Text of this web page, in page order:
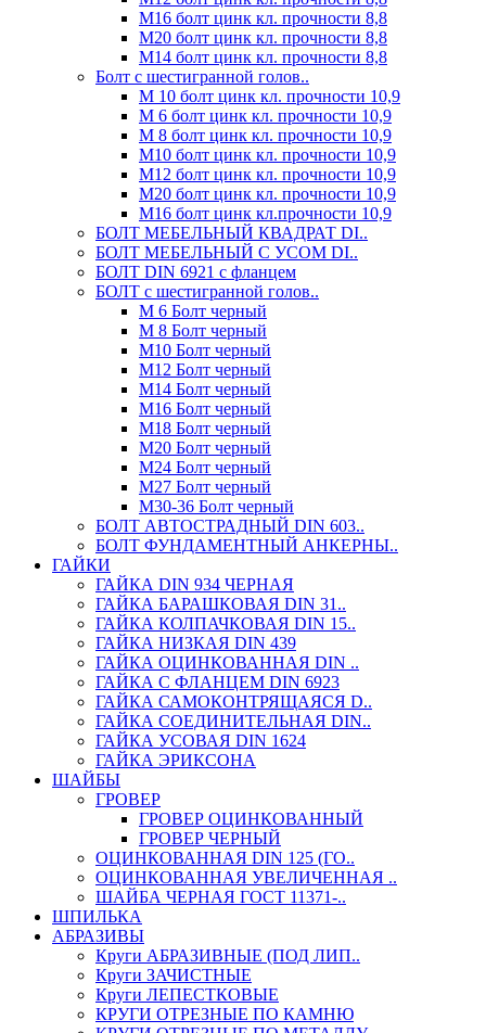
М16 болт цинк кл. прочности 8,8
М20 болт цинк кл. прочности 8,8
М14 болт цинк кл. прочности 8,8
Болт с шестигранной голов..
М 10 болт цинк кл. прочности 10,9
М 6 болт цинк кл. прочности 10,9
М 8 болт цинк кл. прочности 10,9
М10 болт цинк кл. прочности 10,9
М12 болт цинк кл. прочности 10,9
М20 болт цинк кл. прочности 10,9
М16 болт цинк кл.прочности 10,9
БОЛТ МЕБЕЛЬНЫЙ КВАДРАТ DI..
БОЛТ МЕБЕЛЬНЫЙ С УСОМ DI..
БОЛТ DIN 6921 c фланцем
БОЛТ с шестигранной голов..
М 6 Болт черный
М 8 Болт черный
М10 Болт черный
М12 Болт черный
М14 Болт черный
М16 Болт черный
М18 Болт черный
М20 Болт черный
М24 Болт черный
М27 Болт черный
М30-36 Болт черный
БОЛТ АВТОСТРАДНЫЙ DIN 603..
БОЛТ ФУНДАМЕНТНЫЙ АНКЕРНЫ..
ГАЙКИ
ГАЙКА DIN 934 ЧЕРНАЯ
ГАЙКА БАРАШКОВАЯ DIN 31..
ГАЙКА КОЛПАЧКОВАЯ DIN 15..
ГАЙКА НИЗКАЯ DIN 439
ГАЙКА ОЦИНКОВАННАЯ DIN ..
ГАЙКА С ФЛАНЦЕМ DIN 6923
ГАЙКА САМОКОНТРЯЩАЯСЯ D..
ГАЙКА СОЕДИНИТЕЛЬНАЯ DIN..
ГАЙКА УСОВАЯ DIN 1624
ГАЙКА ЭРИКСОНА
ШАЙБЫ
ГРОВЕР
ГРОВЕР ОЦИНКОВАННЫЙ
ГРОВЕР ЧЕРНЫЙ
ОЦИНКОВАННАЯ DIN 125 (ГО..
ОЦИНКОВАННАЯ УВЕЛИЧЕННАЯ ..
ШАЙБА ЧЕРНАЯ ГОСТ 11371-..
ШПИЛЬКА
АБРАЗИВЫ
Круги АБРАЗИВНЫЕ (ПОД ЛИП..
Круги ЗАЧИСТНЫЕ
Круги ЛЕПЕСТКОВЫЕ
КРУГИ ОТРЕЗНЫЕ ПО КАМНЮ